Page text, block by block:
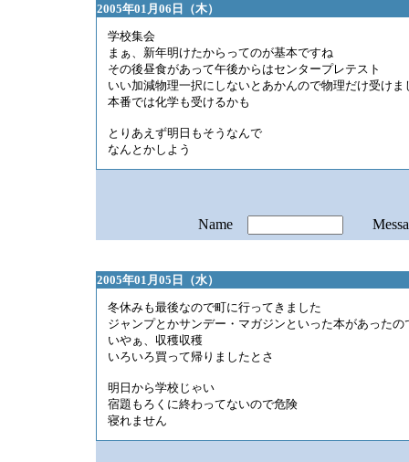
2005年01月06日（木）
学校集会
まぁ、新年明けたからってのが基本ですね
その後昼食があって午後からはセンタープレテスト
いい加減物理一択にしないとあかんので物理だけ受けま
本番では化学も受けるかも
とりあえず明日もそうなんで
なんとかしよう
Name
2005年01月05日（水）
冬休みも最後なので町に行ってきました
ジャンプとかサンデー・マガジンといった本があったの
いやぁ、収穫収穫
いろいろ買って帰りましたとさ
明日から学校じゃい
宿題もろくに終わってないので危険
寝れません